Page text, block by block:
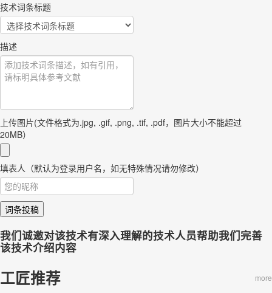
技术词条标题
描述
上传图片(文件格式为.jpg, .gif, .png, .tif, .pdf，图片大小不能超过
20MB）
填表人（默认为登录用户名，如无特殊情况请勿修改）
词条投稿
我们诚邀对该技术有深入理解的技术人员帮助我们完善
该技术介绍内容
工匠推荐 more